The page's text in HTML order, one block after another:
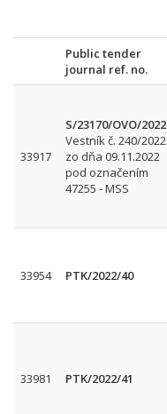
Public tender
journal ref. no.
33917
S/23170/OVO/2022
Vestník č. 240/2022
zo dňa 09.11.2022
pod označením
47255 - MSS
33954 PTK/2022/40
33981 PTK/2022/41